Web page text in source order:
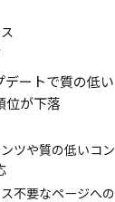
デートで質の低い
位が下落
ツや質の低いコン
不要なページへの